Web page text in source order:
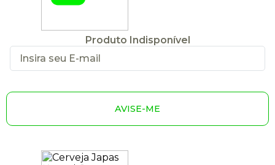
Produto Indisponível
AVISE-ME